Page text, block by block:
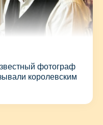
фотограф
королевским